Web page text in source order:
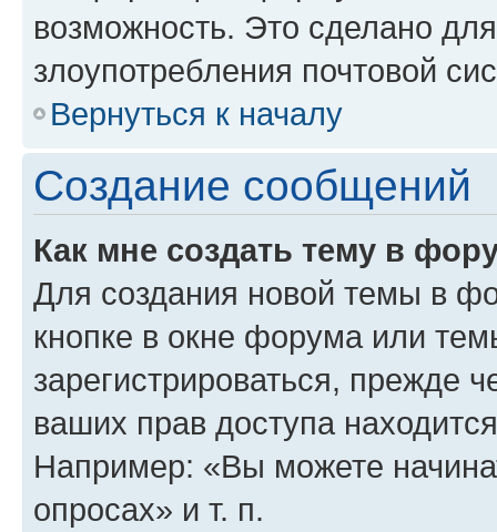
возможность. Это сделано
злоупотребления почтовой
Вернуться к началу
Создание сообщений
Как мне создать тему в
Для создания новой темы в
кнопке в окне форума или
зарегистрироваться, прежде
ваших прав доступа
Например: «Вы можете
опросах» и т. п.